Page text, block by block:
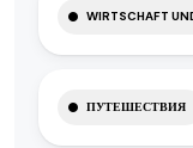
WIRTSCHAFT
ПУТЕШЕСТВИЯ